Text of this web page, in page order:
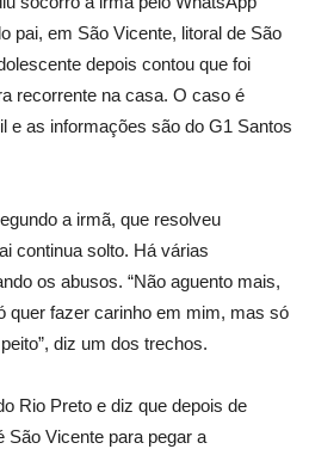
pai, em São Vicente, litoral de São
depois contou que foi
recorrente na casa. O caso é
e as informações são do G1 Santos
a irmã, que resolveu
continua solto. Há várias
os abusos. “Não aguento mais,
quer fazer carinho em mim, mas só
diz um dos trechos.
Rio Preto e diz que depois de
São Vicente para pegar a